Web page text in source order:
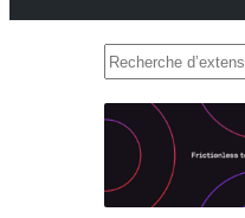
Recherche